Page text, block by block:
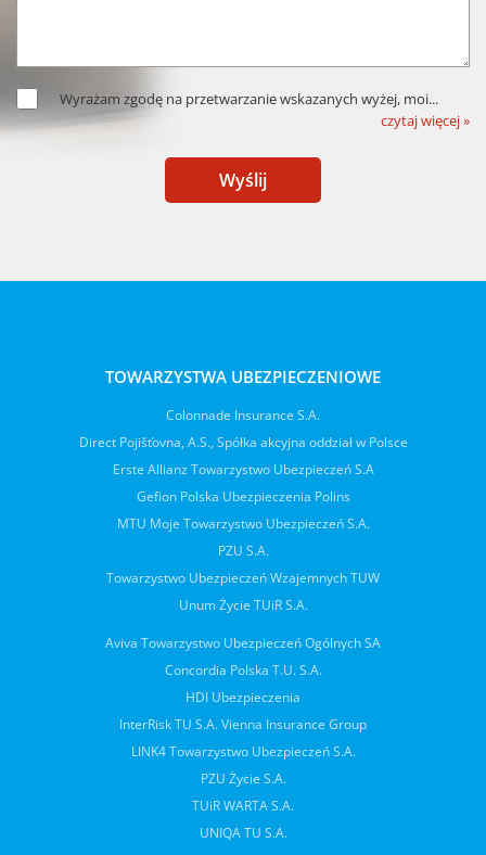
Wyrażam zgodę na przetwarzanie wskazanych wyżej, moi...
czytaj więcej »
Wyślij
TOWARZYSTWA UBEZPIECZENIOWE
Colonnade Insurance S.A.
Direct Pojišťovna, A.S., Spółka akcyjna oddział w Polsce
Erste Allianz Towarzystwo Ubezpieczeń S.A
Gefion Polska Ubezpieczenia Polins
MTU Moje Towarzystwo Ubezpieczeń S.A.
PZU S.A.
Towarzystwo Ubezpieczeń Wzajemnych TUW
Unum Życie TUiR S.A.
Aviva Towarzystwo Ubezpieczeń Ogólnych SA
Concordia Polska T.U. S.A.
HDI Ubezpieczenia
InterRisk TU S.A. Vienna Insurance Group
LINK4 Towarzystwo Ubezpieczeń S.A.
PZU Życie S.A.
TUiR WARTA S.A.
UNIQA TU S.A.